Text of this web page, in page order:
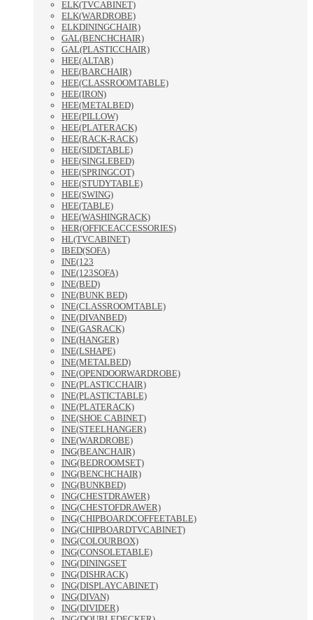
ELK(TVCABINET)
ELK(WARDROBE)
ELKDININGCHAIR)
GAL(BENCHCHAIR)
GAL(PLASTICCHAIR)
HEE(ALTAR)
HEE(BARCHAIR)
HEE(CLASSROOMTABLE)
HEE(IRON)
HEE(METALBED)
HEE(PILLOW)
HEE(PLATERACK)
HEE(RACK-RACK)
HEE(SIDETABLE)
HEE(SINGLEBED)
HEE(SPRINGCOT)
HEE(STUDYTABLE)
HEE(SWING)
HEE(TABLE)
HEE(WASHINGRACK)
HER(OFFICEACCESSORIES)
HL(TVCABINET)
IBED(SOFA)
INE(123
INE(123SOFA)
INE(BED)
INE(BUNK BED)
INE(CLASSROOMTABLE)
INE(DIVANBED)
INE(GASRACK)
INE(HANGER)
INE(LSHAPE)
INE(METALBED)
INE(OPENDOORWARDROBE)
INE(PLASTICCHAIR)
INE(PLASTICTABLE)
INE(PLATERACK)
INE(SHOE CABINET)
INE(STEELHANGER)
INE(WARDROBE)
ING(BEANCHAIR)
ING(BEDROOMSET)
ING(BENCHCHAIR)
ING(BUNKBED)
ING(CHESTDRAWER)
ING(CHESTOFDRAWER)
ING(CHIPBOARDCOFFEETABLE)
ING(CHIPBOARDTVCABINET)
ING(COLOURBOX)
ING(CONSOLETABLE)
ING(DININGSET
ING(DISHRACK)
ING(DISPLAYCABINET)
ING(DIVAN)
ING(DIVIDER)